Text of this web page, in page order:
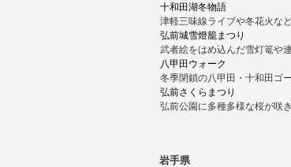
十和田湖冬物語
津軽三味線ライブや冬花火な
弘前城雪燈籠まつり
武者絵をはめ込んだ雪灯篭や
八甲田ウォーク
冬季閉鎖の八甲田・十和田ゴ
弘前さくらまつり
弘前公園に多種多様な桜が咲
岩手県